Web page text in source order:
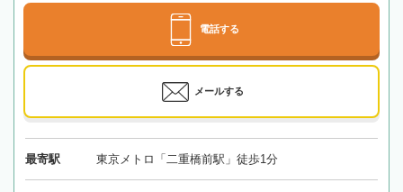
電話する
メールする
最寄駅 東京メトロ「二重橋前駅」徒歩1分